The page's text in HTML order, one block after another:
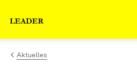
Link zur Startseite
Aktuelles